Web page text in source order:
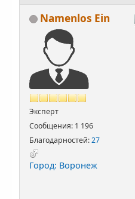
Namenlos Ein
Эксперт
Сообщения: 1 196
Благодарностей:27
Город: Воронеж